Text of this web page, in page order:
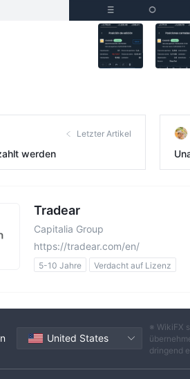
Letzter Artikel
werden
Tradear
Capitalia Group
https://tradear.com/en/
5-10 Jahre
Verdacht auf Lizenz
United States
※ WikiFX
dringend